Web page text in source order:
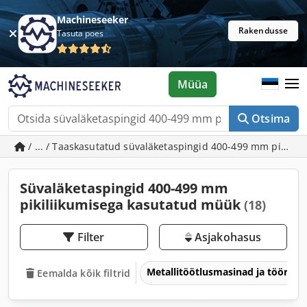
Machineseeker
Tasuta poes Rakendusse
Otsima
Müüa
/ ... / Taaskasutatud süvaläketaspingid 400-499 mm
Süvaläketaspingid 400-499 mm
pikiliikumisega kasutatud müük (18)
Filter Asjakohasus
Eemalda kõik filtrid Metallitöötlusmasinad ja